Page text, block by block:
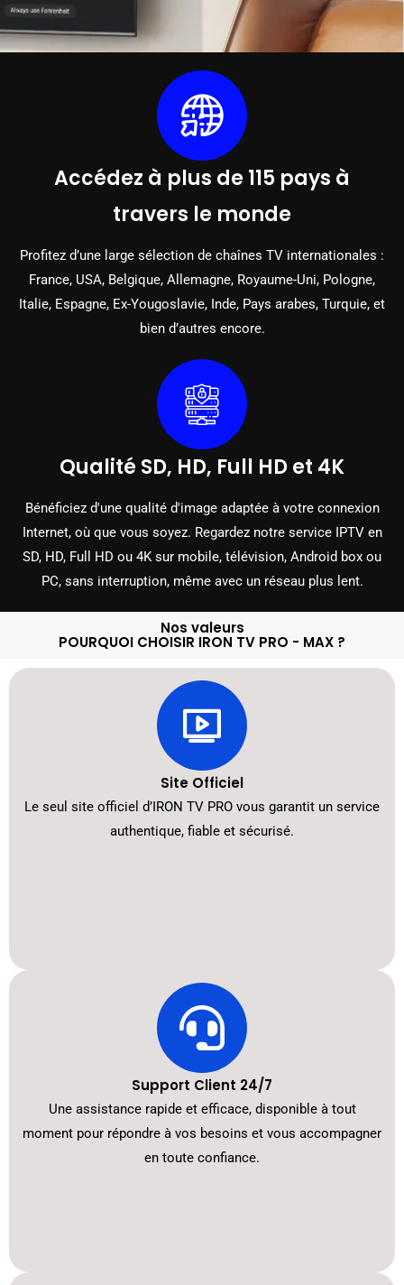
Accédez à plus de 115 pays à
travers le monde
Profitez d’une large sélection de chaînes TV internationales :
France, USA, Belgique, Allemagne, Royaume-Uni, Pologne,
Italie, Espagne, Ex-Yougoslavie, Inde, Pays arabes, Turquie, et
bien d’autres encore.
Qualité SD, HD, Full HD et 4K
Bénéficiez d'une qualité d'image adaptée à votre connexion
Internet, où que vous soyez. Regardez notre service IPTV en
SD, HD, Full HD ou 4K sur mobile, télévision, Android box ou
PC, sans interruption, même avec un réseau plus lent.
Nos valeurs
POURQUOI CHOISIR IRON TV PRO - MAX ?
Site Officiel
Le seul site officiel d’IRON TV PRO vous garantit un service
authentique, fiable et sécurisé.
Support Client 24/7
Une assistance rapide et efficace, disponible à tout
moment pour répondre à vos besoins et vous accompagner
en toute confiance.